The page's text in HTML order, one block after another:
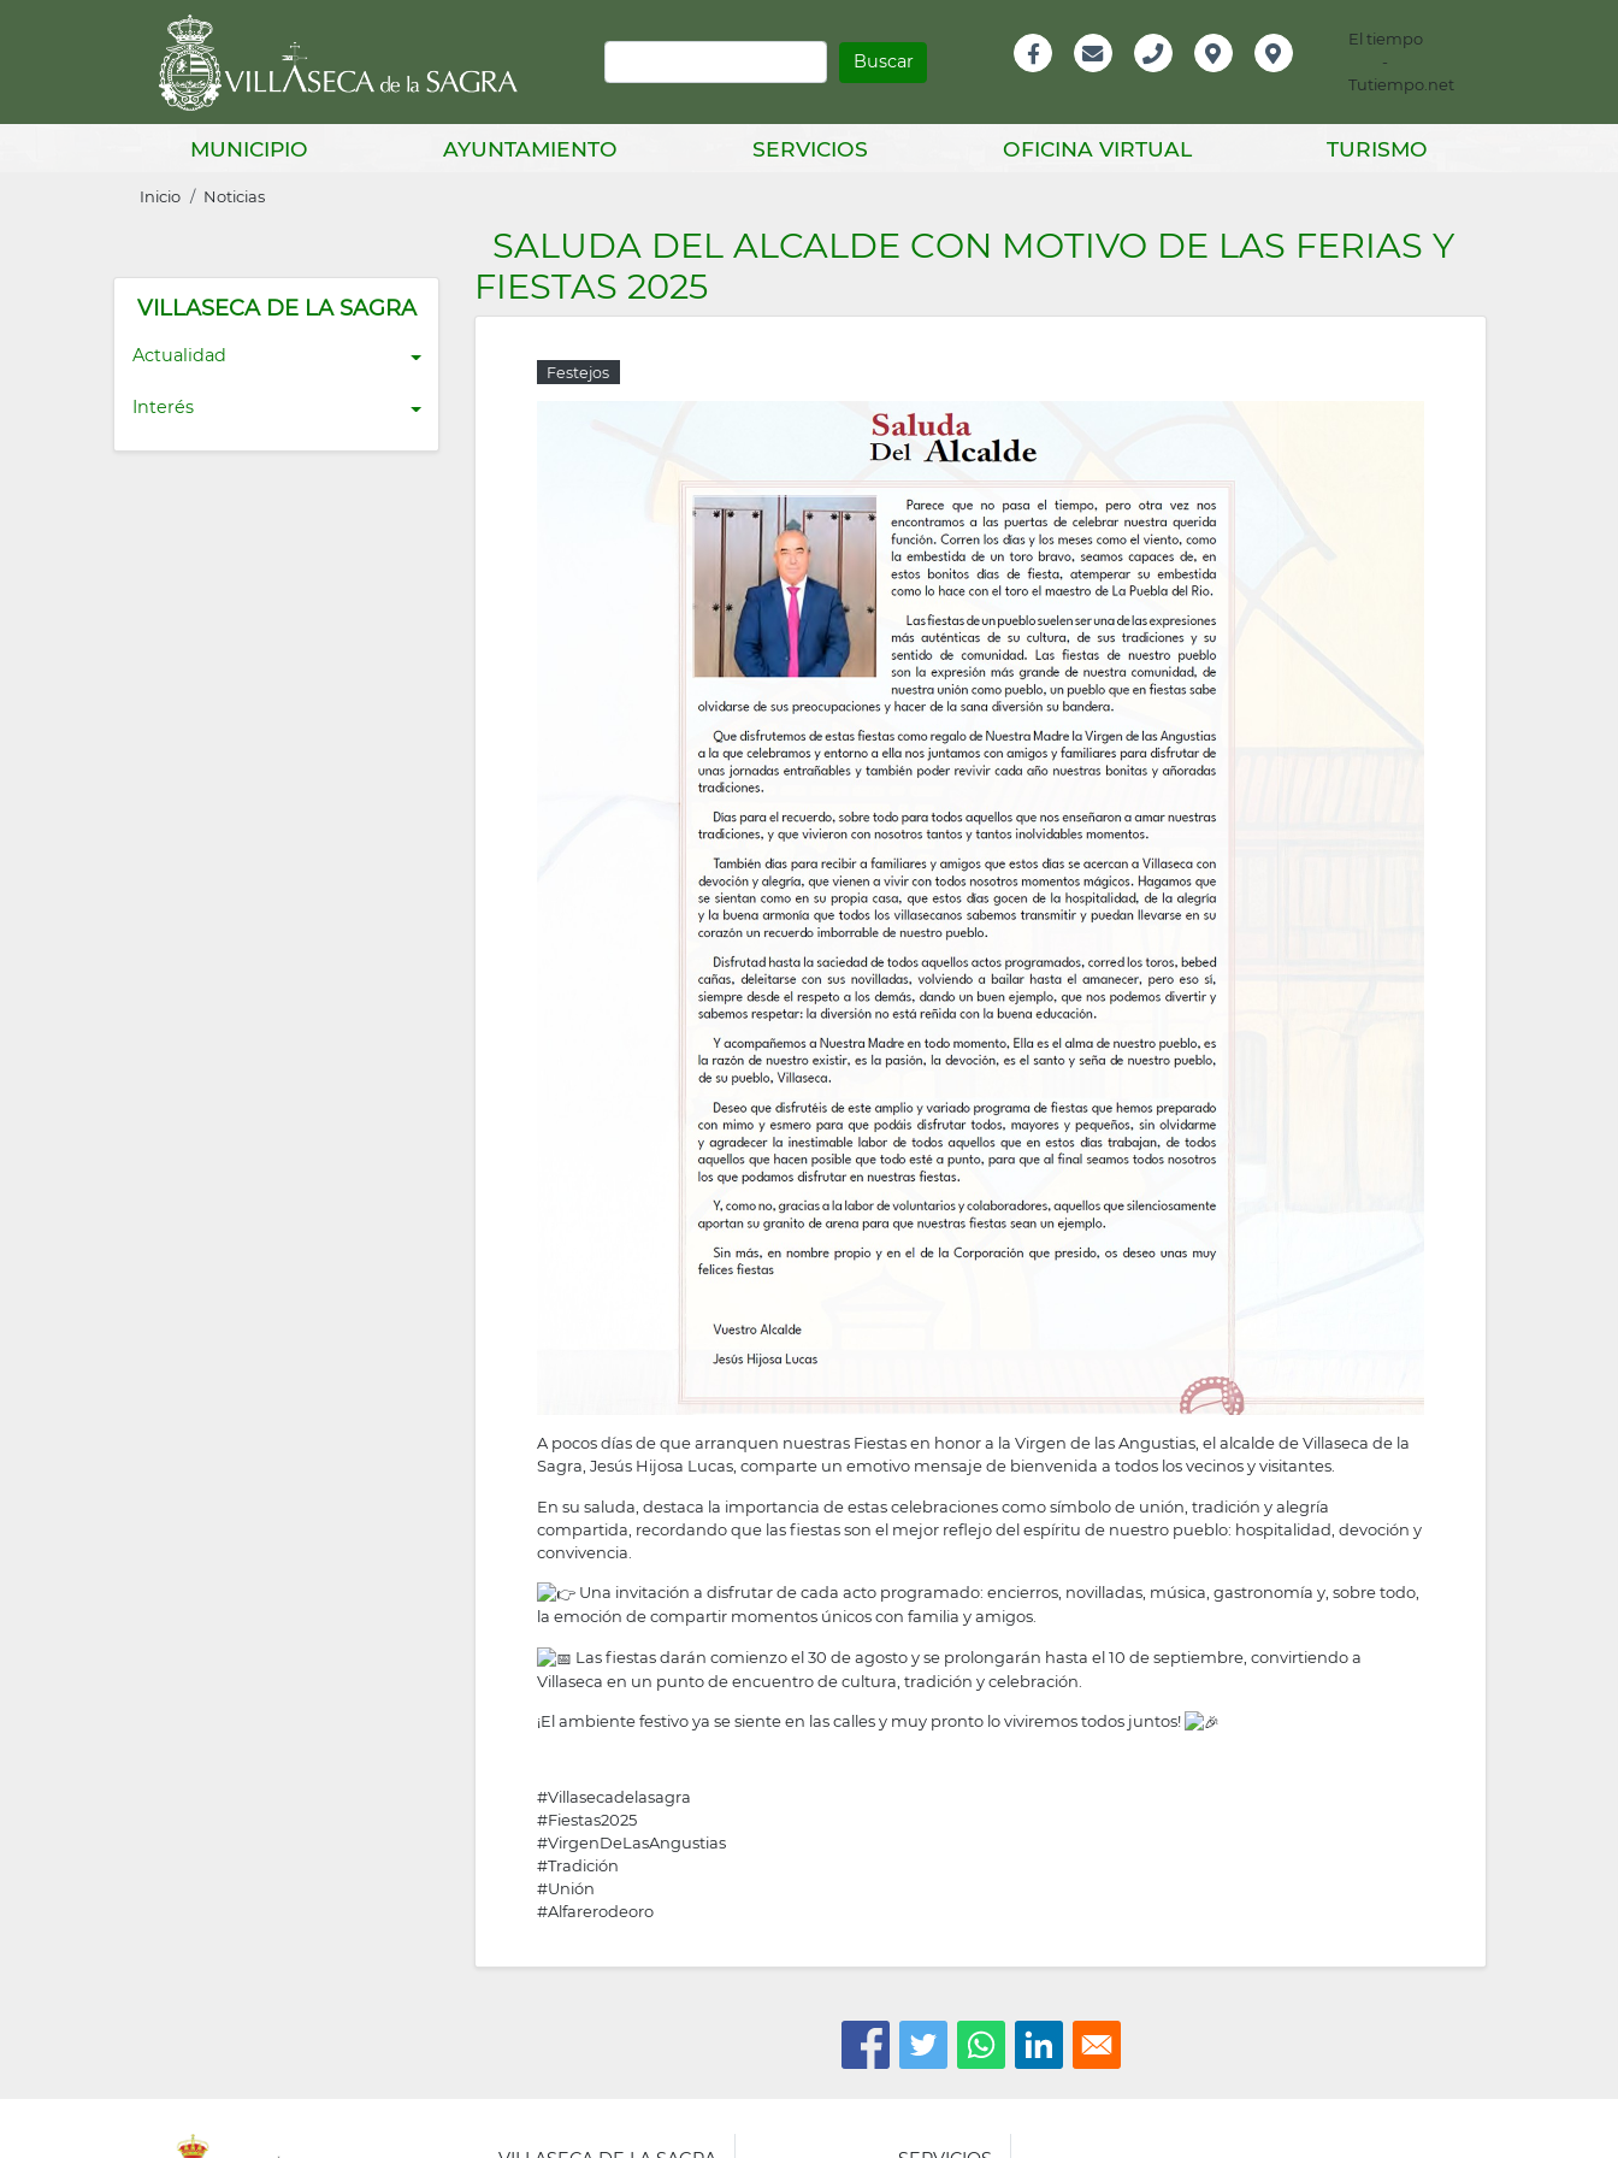
Buscar
Información
El tiempo
-
Tutiempo.net
MUNICIPIO AYUNTAMIENTO SERVICIOS OFICINA VIRTUAL TURISMO
Sobrescribir
de
ayuda
a
la
Inicio Noticias
VILLASECA DE LA SAGRA
Actualidad
Interés
SALUDA DEL ALCALDE CON MOTIVO DE LAS FERIAS Y
FIESTAS 2025
Festejos
A pocos días de que arranquen nuestras Fiestas en honor a la Virgen de las Angustias, el alcalde de Villaseca de la
Sagra, Jesús Hijosa Lucas, comparte un emotivo mensaje de bienvenida a todos los vecinos y visitantes.
En su saluda, destaca la importancia de estas celebraciones como símbolo de unión, tradición y alegría
compartida, recordando que las fiestas son el mejor reflejo del espíritu de nuestro pueblo: hospitalidad, devoción y
convivencia.
Una invitación a disfrutar de cada acto programado: encierros, novilladas, música, gastronomía y, sobre todo,
la emoción de compartir momentos únicos con familia y amigos.
Las fiestas darán comienzo el 30 de agosto y se prolongarán hasta el 10 de septiembre, convirtiendo a
Villaseca en un punto de encuentro de cultura, tradición y celebración.
¡El ambiente festivo ya se siente en las calles y muy pronto lo viviremos todos juntos!
#Villasecadelasagra
#Fiestas2025
#VirgenDeLasAngustias
#Tradición
#Unión
#Alfarerodeoro